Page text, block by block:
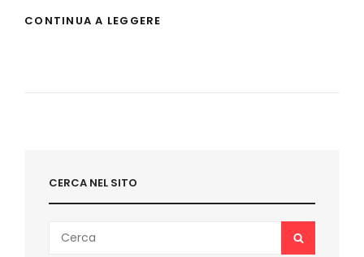
CONTINUA A LEGGERE
CERCA NEL SITO
for:
SEARCH